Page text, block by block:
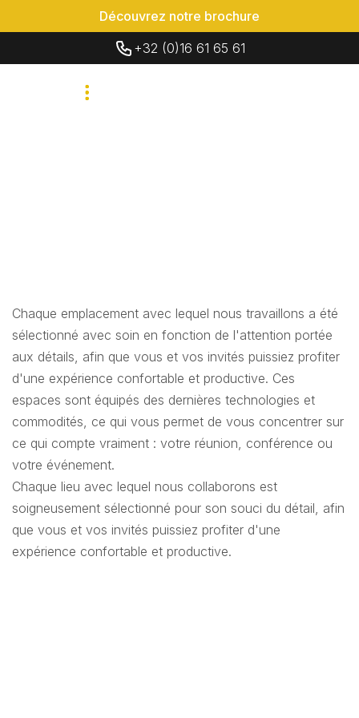
Découvrez notre brochure
+32 (0)16 61 65 61
Chaque emplacement avec lequel nous travaillons a été
sélectionné avec soin en fonction de l'attention portée
aux détails, afin que vous et vos invités puissiez profiter
d'une expérience confortable et productive. Ces
espaces sont équipés des dernières technologies et
commodités, ce qui vous permet de vous concentrer sur
ce qui compte vraiment : votre réunion, conférence ou
votre événement.
Chaque lieu avec lequel nous collaborons est
soigneusement sélectionné pour son souci du détail, afin
que vous et vos invités puissiez profiter d'une
expérience confortable et productive.